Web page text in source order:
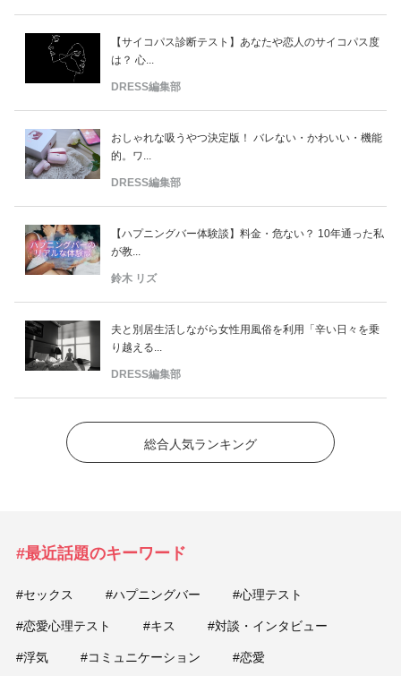
【サイコパス診断テスト】あなたや恋人のサイコパス度
は？ 心...
DRESS編集部
おしゃれな吸うやつ決定版！ バレない・かわいい・機能
的。ワ...
DRESS編集部
【ハプニングバー体験談】料金・危ない？ 10年通った私
が教...
鈴木 リズ
夫と別居生活しながら女性用風俗を利用「辛い日々を乗
り越える...
DRESS編集部
総合人気ランキング
#最近話題のキーワード
#セックス #ハプニングバー #心理テスト
#恋愛心理テスト #キス #対談・インタビュー
#浮気 #コミュニケーション #恋愛